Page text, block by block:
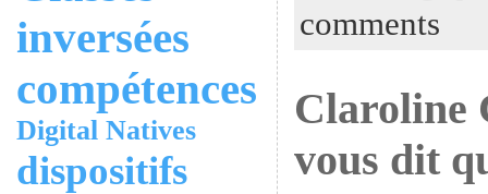
inversées
compétences
Digital Natives
dispositifs
comments
Claroline
vous dit